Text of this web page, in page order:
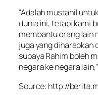
“Adalah mustahil
dunia ini, tetapi kami
membantu orang lain
juga yang diharapkan
supaya Rahim boleh
negara ke negara
Source: http://